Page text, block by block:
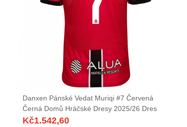
Danxen Pánské Vedat Muriqi #7 Červená
Černá Domů Hráčské Dresy 2025/26 Dres
Kč1.542,60